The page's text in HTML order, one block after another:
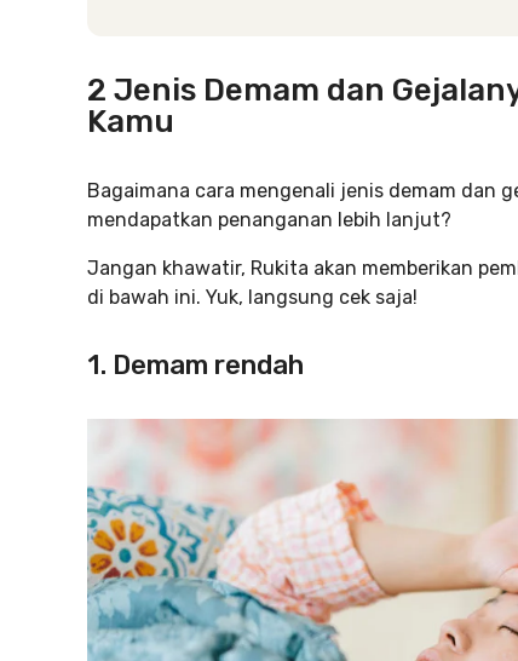
2 Jenis Demam dan
Kamu
Bagaimana cara mengenali jenis demam dan
mendapatkan penanganan lebih lanjut?
Jangan khawatir, Rukita akan memberikan
di bawah ini. Yuk, langsung cek saja!
1. Demam rendah